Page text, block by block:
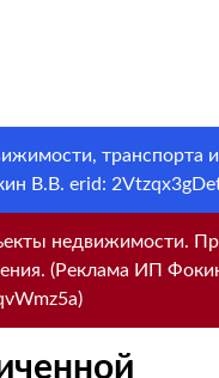
транспорта
В.В. erid:
недвижимости.
(Реклама ИП